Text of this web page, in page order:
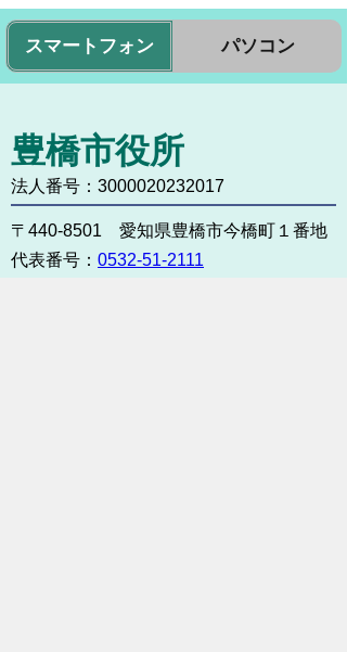
スマートフォン パソコン
豊橋市役所
法人番号：3000020232017
〒440-8501 愛知県豊橋市今橋町１番地
代表番号： 0532-51-2111